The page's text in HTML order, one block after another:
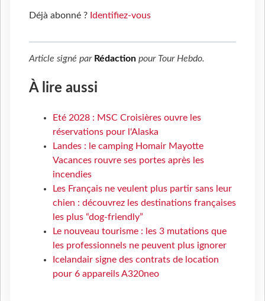
Déjà abonné ? Identifiez-vous
Article signé par Rédaction pour Tour Hebdo.
À lire aussi
Eté 2028 : MSC Croisières ouvre les
réservations pour l'Alaska
Landes : le camping Homair Mayotte
Vacances rouvre ses portes après les
incendies
Les Français ne veulent plus partir sans leur
chien : découvrez les destinations françaises
les plus “dog-friendly”
Le nouveau tourisme : les 3 mutations que
les professionnels ne peuvent plus ignorer
Icelandair signe des contrats de location
pour 6 appareils A320neo